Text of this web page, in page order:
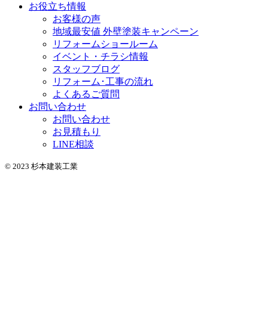
お役立ち情報
お客様の声
地域最安値 外壁塗装キャンペーン
リフォームショールーム
イベント・チラシ情報
スタッフブログ
リフォーム･工事の流れ
よくあるご質問
お問い合わせ
お問い合わせ
お見積もり
LINE相談
© 2023 杉本建装工業